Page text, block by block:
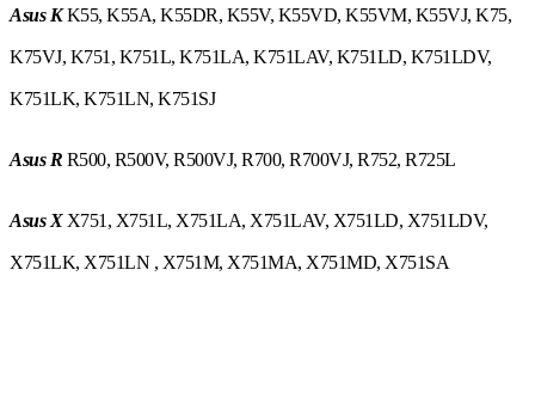
Asus KK55, K55A, K55DR, K55V, K55VD, K55VM, K55VJ, K75,
K75VJ, K751, K751L, K751LA, K751LAV, K751LD, K751LDV,
K751LK, K751LN, K751SJ
Asus R R500, R500V, R500VJ, R700, R700VJ, R752, R725L
Asus XX751, X751L, X751LA, X751LAV, X751LD, X751LDV,
X751LK, X751LN , X751M, X751MA, X751MD, X751SA